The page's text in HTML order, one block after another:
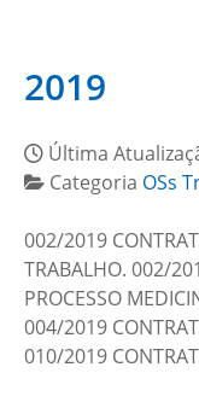
2019
Última
Categoria OSs
002/2019
TRABALHO. 002/
PROCESSO
004/2019
010/2019